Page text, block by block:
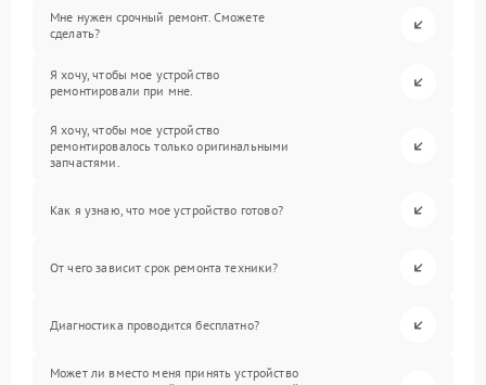
Мне нужен срочный ремонт. Сможете
сделать?
Я хочу, чтобы мое устройство
ремонтировали при мне.
Я хочу, чтобы мое устройство
ремонтировалось только оригинальными
запчастями.
Как я узнаю, что мое устройство готово?
От чего зависит срок ремонта техники?
Диагностика проводится бесплатно?
Может ли вместо меня принять устройство